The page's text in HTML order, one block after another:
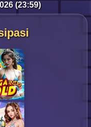
(23:59)